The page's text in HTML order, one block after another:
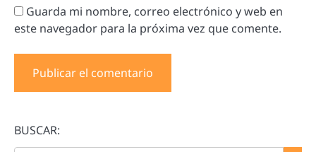
Guarda mi nombre, correo electrónico y web en
este navegador para la próxima vez que comente.
BUSCAR: